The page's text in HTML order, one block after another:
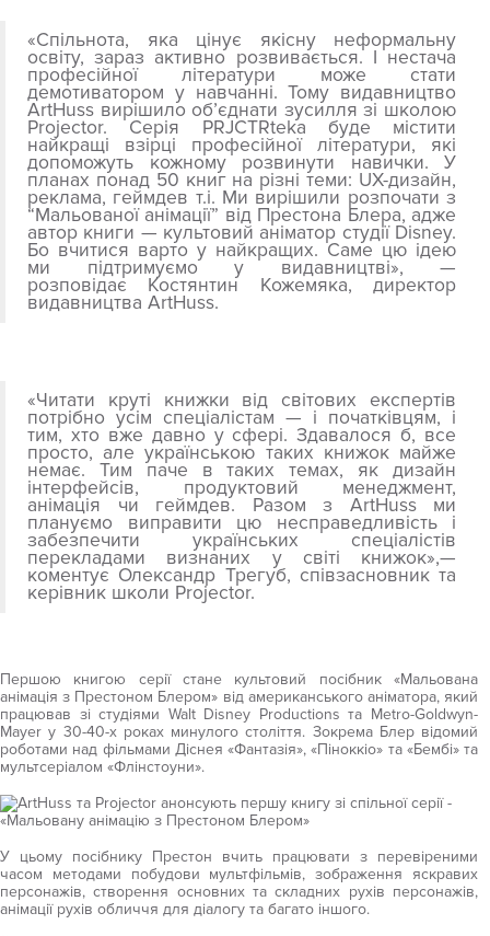
«Спільнота, яка цінує якісну неформальну
освіту, зараз активно розвивається. І нестача
професійної літератури може стати
демотиватором у навчанні. Тому видавництво
ArtHuss вирішило об’єднати зусилля зі школою
Projector. Серія PRJCTRteka буде містити
найкращі взірці професійної літератури, які
допоможуть кожному розвинути навички. У
планах понад 50 книг на різні теми: UX-дизайн,
реклама, геймдев т.і. Ми вирішили розпочати з
“Мальованої анімації” від Престона Блера, адже
автор книги — культовий аніматор студії Disney.
Бо вчитися варто у найкращих. Саме цю ідею
ми підтримуємо у видавництві», —
розповідає Костянтин Кожемяка, директор
видавництва ArtHuss.
«Читати круті книжки від світових експертів
потрібно усім спеціалістам — і початківцям, і
тим, хто вже давно у сфері. Здавалося б, все
просто, але українською таких книжок майже
немає. Тим паче в таких темах, як дизайн
інтерфейсів, продуктовий менеджмент,
анімація чи геймдев. Разом з ArtHuss ми
плануємо виправити цю несправедливість і
забезпечити українських спеціалістів
перекладами визнаних у світі книжок»,—
коментує Олександр Трегуб, співзасновник та
керівник школи Projector.
Першою книгою серії стане культовий посібник «Мальована
анімація з Престоном Блером» від американського аніматора, який
працював зі студіями Walt Disney Productions та Metro-Goldwyn-
Mayer у 30-40-х роках минулого століття. Зокрема Блер відомий
роботами над фільмами Діснея «Фантазія», «Піноккіо» та «Бембі» та
мультсеріалом «Флінстоуни».
У цьому посібнику Престон вчить працювати з перевіреними
часом методами побудови мультфільмів, зображення яскравих
персонажів, створення основних та складних рухів персонажів,
анімації рухів обличчя для діалогу та багато іншого.